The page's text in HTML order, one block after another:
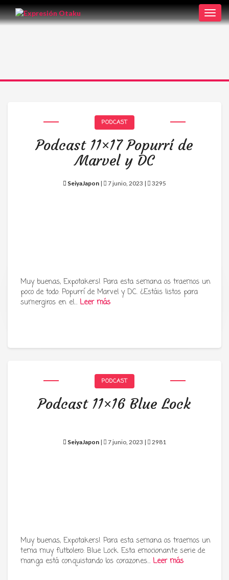
Tu radio y podcast sobre manga,
anime y cultura japonesa ツ
PODCAST
Podcast 11×17 Popurrí de
Marvel y DC
SeiyaJapon | 7 junio, 2023 | 3295
Muy buenas, Expotakers! Para esta semana os traemos un
poco de todo: Popurrí de Marvel y DC. ¿Estáis listos para
sumergiros en el… Leer más
PODCAST
Podcast 11×16 Blue Lock
SeiyaJapon | 7 junio, 2023 | 2981
Muy buenas, Expotakers! Para esta semana os traemos un
tema muy futbolero: Blue Lock. Esta emocionante serie de
manga está conquistando los corazones… Leer más